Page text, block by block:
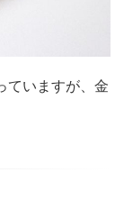
ていますが、金